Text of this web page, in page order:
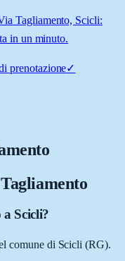
Tagliamento, Scicli:
in un minuto.
prenotazione✓
Scicli?
comune di Scicli (RG).